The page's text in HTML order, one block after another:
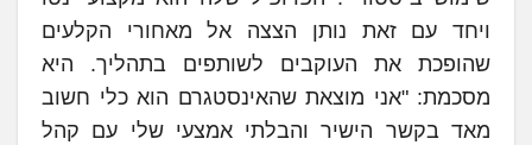
ויחד עם זאת נותן הצצה אל מאחורי הקלעים
שהופכת את העוקבים לשותפים בתהליך. היא
מסכמת: "אני מוצאת שהאינסטגרם הוא כלי חשוב
מאד בקשר הישיר והבלתי אמצעי שלי עם קהל